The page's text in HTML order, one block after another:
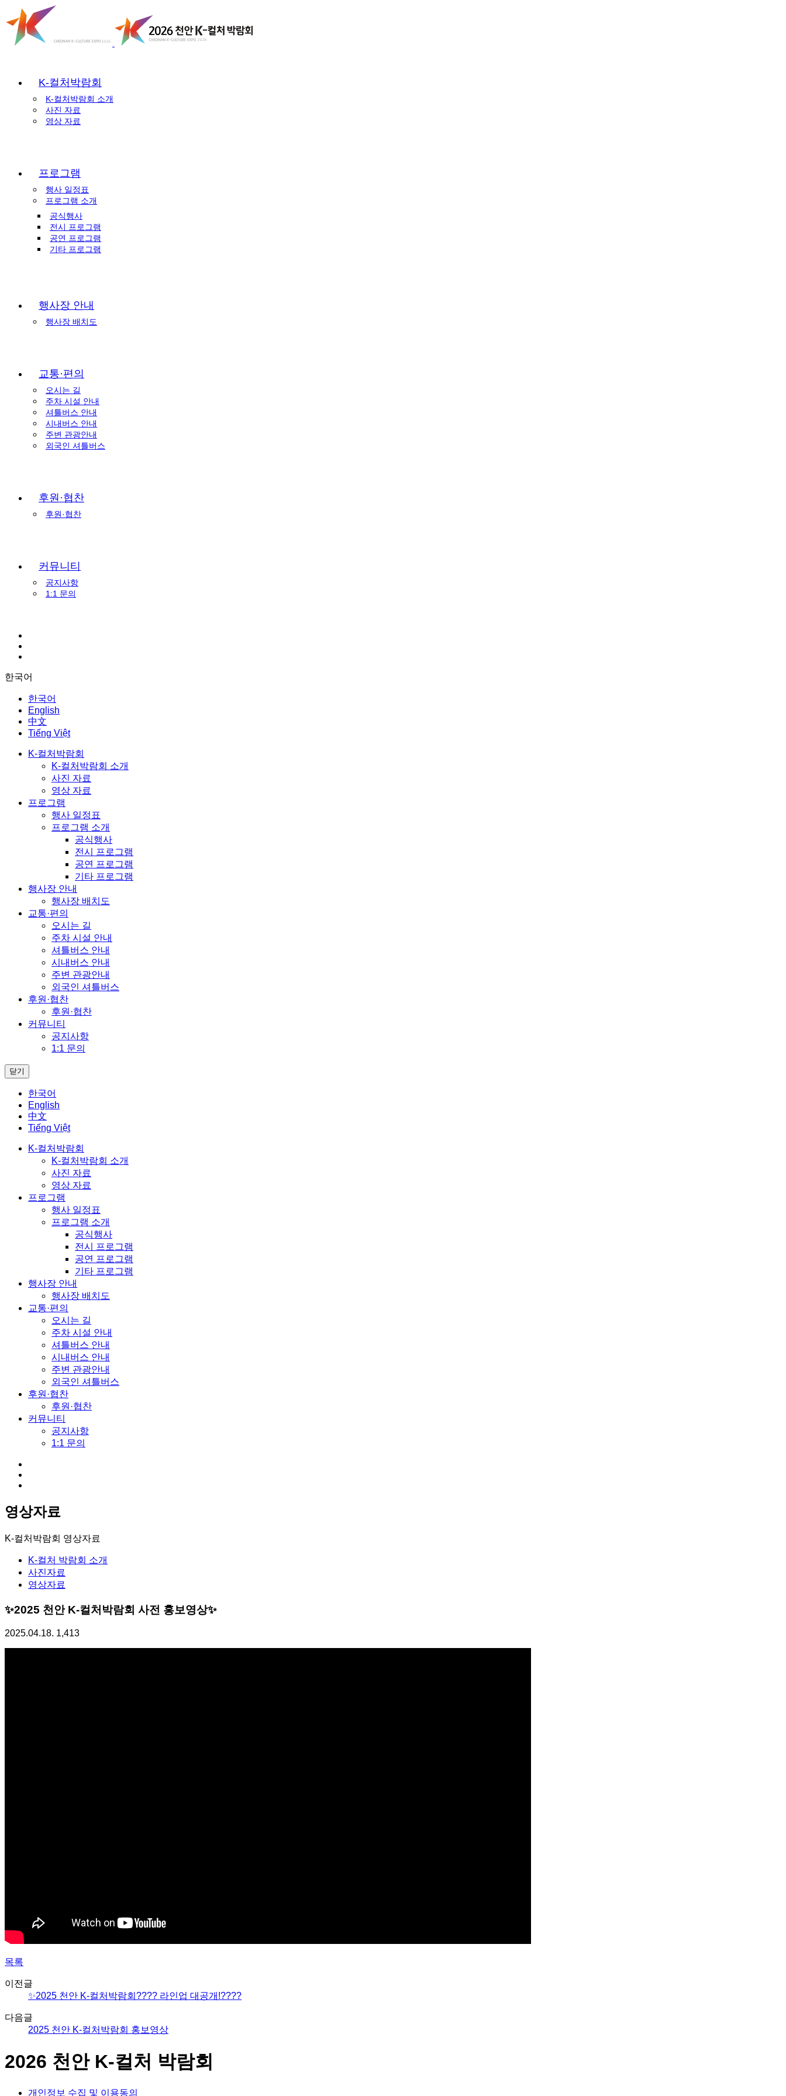
K-컬처박람회
K-컬처박람회 소개
사진 자료
영상 자료
프로그램
행사 일정표
프로그램 소개
공식행사
전시 프로그램
공연 프로그램
기타 프로그램
행사장 안내
행사장 배치도
교통·편의
오시는 길
주차 시설 안내
셔틀버스 안내
시내버스 안내
주변 관광안내
외국인 셔틀버스
후원·협찬
후원·협찬
커뮤니티
공지사항
1:1 문의
한국어
한국어
English
中文
Tiếng Việt
K-컬처박람회
K-컬처박람회 소개
사진 자료
영상 자료
프로그램
행사 일정표
프로그램 소개
공식행사
전시 프로그램
공연 프로그램
기타 프로그램
행사장 안내
행사장 배치도
교통·편의
오시는 길
주차 시설 안내
셔틀버스 안내
시내버스 안내
주변 관광안내
외국인 셔틀버스
후원·협찬
후원·협찬
커뮤니티
공지사항
1:1 문의
닫기
한국어
English
中文
Tiếng Việt
K-컬처박람회
K-컬처박람회 소개
사진 자료
영상 자료
프로그램
행사 일정표
프로그램 소개
공식행사
전시 프로그램
공연 프로그램
기타 프로그램
행사장 안내
행사장 배치도
교통·편의
오시는 길
주차 시설 안내
셔틀버스 안내
시내버스 안내
주변 관광안내
외국인 셔틀버스
후원·협찬
후원·협찬
커뮤니티
공지사항
1:1 문의
영상자료
K-컬처박람회 영상자료
K-컬처 박람회 소개
사진자료
영상자료
✨2025 천안 K-컬처박람회 사전 홍보영상✨
2025.04.18. 1,413
목록
이전글
✨2025 천안 K-컬처박람회???? 라인업 대공개!????
다음글
2025 천안 K-컬처박람회 홍보영상
2026 천안 K-컬처 박람회
개인정보 수집 및 이용동의